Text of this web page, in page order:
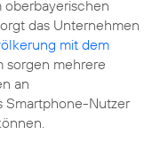
das Unternehmen
mit dem
sorgen mehrere
an
Smartphone-Nutzer